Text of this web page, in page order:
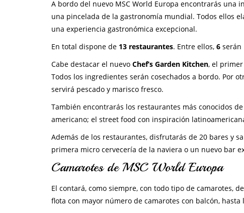
A bordo del nuevo MSC World Europa encontrarás una
una pincelada de la gastronomía mundial. Todos ellos
una experiencia gastronómica excepcional.
En total dispone de 13 restaurantes. Entre ellos, 6 serán
Cabe destacar el nuevo Chef’s Garden Kitchen, el
Todos los ingredientes serán cosechados a bordo. Por
servirá pescado y marisco fresco.
También encontrarás los restaurantes más conocidos
americano; el street food con inspiración
Además de los restaurantes, disfrutarás de 20 bares y
primera micro cervecería de la naviera o un nuevo bar
Camarotes de MSC World Europa
El contará, como siempre, con todo tipo de camarotes,
flota con mayor número de camarotes con balcón, hasta